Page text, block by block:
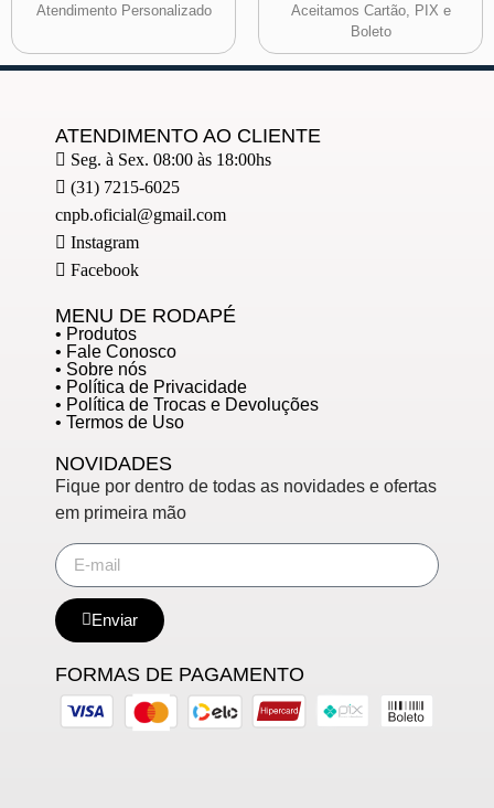
Atendimento Personalizado
Aceitamos Cartão, PIX e
Boleto
ATENDIMENTO AO CLIENTE
Seg. à Sex. 08:00 às 18:00hs
(31) 7215-6025
cnpb.oficial@gmail.com
Instagram
Facebook
MENU DE RODAPÉ
• Produtos
• Fale Conosco
• Sobre nós
• Política de Privacidade
• Política de Trocas e Devoluções
• Termos de Uso
NOVIDADES
Fique por dentro de todas as novidades e ofertas
em primeira mão
Enviar
FORMAS DE PAGAMENTO